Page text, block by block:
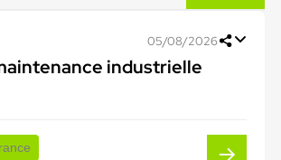
05/08/2026
industrielle